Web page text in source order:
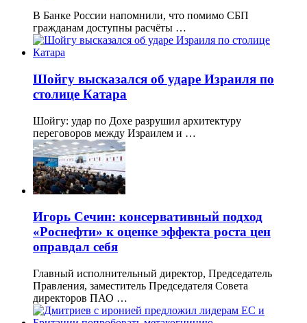
В Банке России напомнили, что помимо СБП
гражданам доступны расчёты …
Шойгу высказался об ударе Израиля по
столице Катара
Шойгу: удар по Дохе разрушил архитектуру
переговоров между Израилем и …
Игорь Сечин: консервативный подход
«Роснефти» к оценке эффекта роста цен
оправдал себя
Главный исполнительный директор, Председатель
Правления, заместитель Председателя Совета
директоров ПАО …